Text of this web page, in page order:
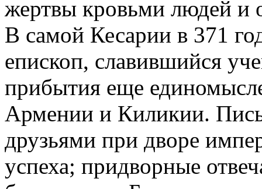
жертвы кровьми людей и
В самой Кесарии в 371
епископ, славившийся
прибытия еще
Армении и Киликии.
друзьями при дворе
успеха; придворные